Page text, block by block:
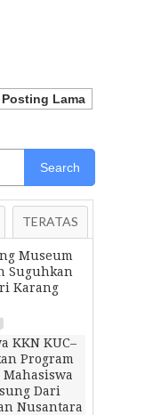
Posting Lama
Search
TERATAS
Museum
Suguhkan
Karang
KKN KUC–
Program
Dari
Nusantara